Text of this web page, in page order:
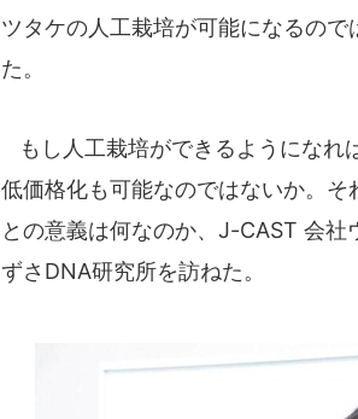
ツタケの人工栽培が可能になるの
た。
もし人工栽培ができるようになれ
低価格化も可能なのではないか。
との意義は何なのか、J-CAST 会
ずさDNA研究所を訪ねた。